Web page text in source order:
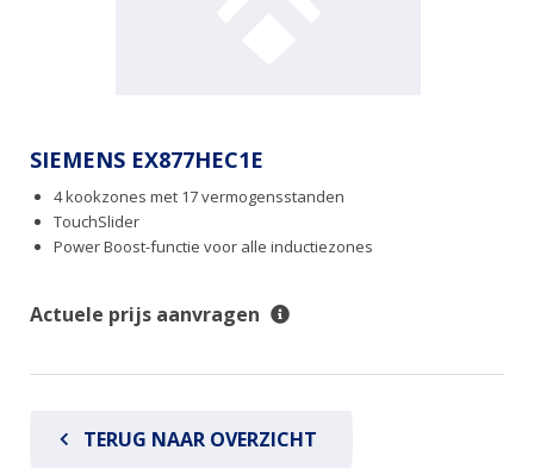
SIEMENS EX877HEC1E
4 kookzones met 17 vermogensstanden
TouchSlider
Power Boost-functie voor alle inductiezones
Actuele prijs aanvragen
TERUG NAAR OVERZICHT